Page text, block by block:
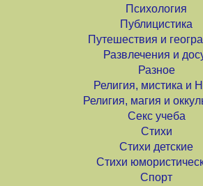
Психология
Публицистика
Путешествия и
Развлечения и
Разное
Религия, мистика и
Религия, магия и
Секс учеба
Стихи
Стихи детские
Стихи
Спорт